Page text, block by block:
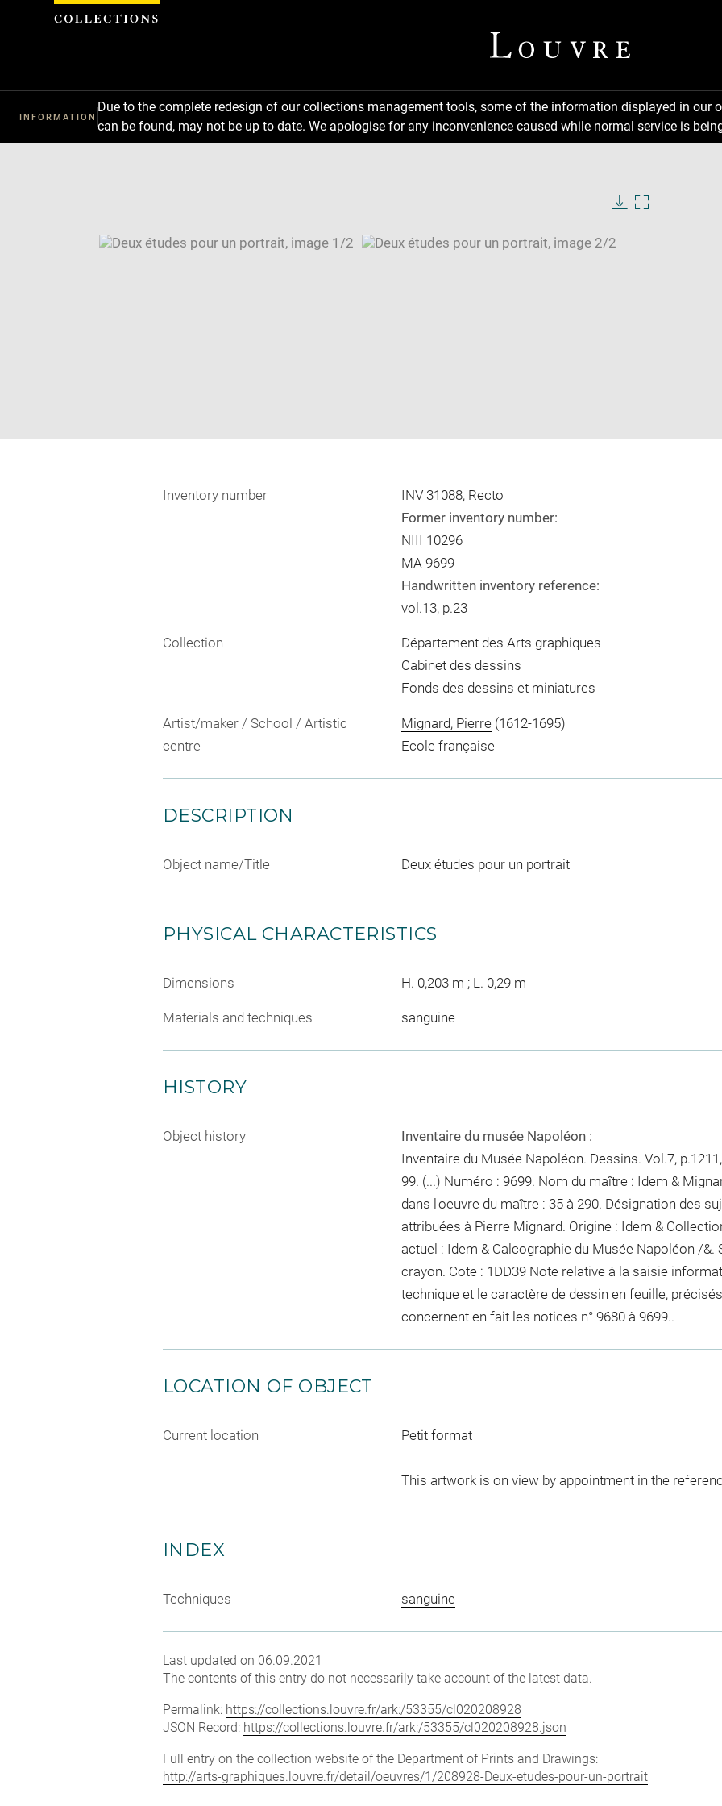
INFORMATION
Due to the complete redesign of our collections management tools, some of the information displayed in
can be found, may not be up to date. We apologise for any inconvenience caused while normal service is
window
SKIP IMAGE CAROUSEL
Inventory number
INV 31088, Recto
Former inventory number:
NIII 10296
MA 9699
Handwritten inventory reference:
vol.13, p.23
Collection
Département des Arts graphiques
Cabinet des dessins
Fonds des dessins et miniatures
Artist/maker / School / Artistic
centre
Mignard, Pierre(1612-1695)
Ecole française
DESCRIPTION
Object name/Title Deux études pour un portrait
PHYSICAL CHARACTERISTICS
Dimensions H. 0,203 m ; L. 0,29 m
Materials and techniques sanguine
HISTORY
Object history
Inventaire du musée Napoléon :
Inventaire du Musée Napoléon. Dessins. Vol.7,
99. (...) Numéro : 9699. Nom du maître : Idem &
dans l'oeuvre du maître : 35 à 290. Désignation des
attribuées à Pierre Mignard. Origine : Idem &
actuel : Idem & Calcographie du Musée Napoléon /&.
crayon. Cote : 1DD39 Note relative à la saisie
technique et le caractère de dessin en feuille,
concernent en fait les notices n° 9680 à 9699..
LOCATION OF OBJECT
Current location Petit format
This artwork is on view by appointment in the
INDEX
Techniques sanguine
Last updated on 06.09.2021
The contents of this entry do not necessarily take account of the latest data.
Permalink: https://collections.louvre.fr/ark:/53355/cl020208928
JSON Record: https://collections.louvre.fr/ark:/53355/cl020208928.json
Full entry on the collection website of the Department of Prints and Drawings:
http://arts-graphiques.louvre.fr/detail/oeuvres/1/208928-Deux-etudes-pour-un-portrait
Cookies management panel